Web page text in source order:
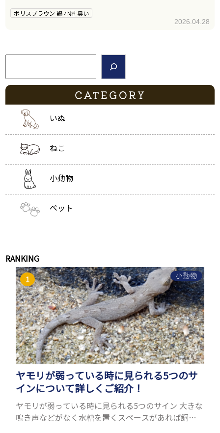
ボリスブラウン 鶏 小屋 臭い
2026.04.28
検索
CATEGORY
いぬ
ねこ
小動物
ペット
RANKING
小動物
ヤモリが弱っている時に見られる5つのサ
インについて詳しくご紹介！
ヤモリが弱っている時に見られる5つのサイン 大きな
鳴き声などがなく水槽を置くスペースがあれば飼う